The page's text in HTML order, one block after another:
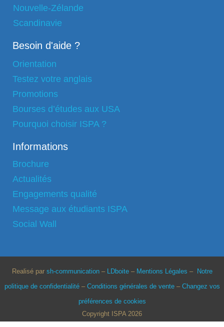
Nouvelle-Zélande
Scandinavie
Besoin d'aide ?
Orientation
Testez votre anglais
Promotions
Bourses d’études aux USA
Pourquoi choisir ISPA ?
Informations
Brochure
Actualités
Engagements qualité
Message aux étudiants ISPA
Social Wall
Realisé par sh-communication– LDboite– Mentions Légales –
Notre
politique de confidentialité– Conditions générales de vente– Changez vos
préférences de cookies
Copyright ISPA 2026